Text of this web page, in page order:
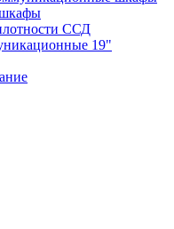
ССД
19"